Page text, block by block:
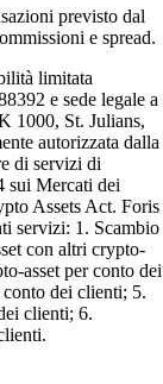
previsto dal
e spread.
limitata
e sede legale a
1000, St. Julians,
autorizzata dalla
di servizi di
sui Mercati dei
Assets Act. Foris
servizi: 1. Scambio
con altri crypto-
asset per conto dei
dei clienti; 5.
clienti; 6.